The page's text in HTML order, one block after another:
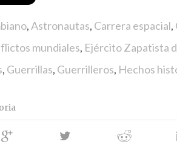
,Astronautas, Carrera espacial,
mundiales, Ejército Zapatista
, Guerrillas, Guerrilleros, Hechos